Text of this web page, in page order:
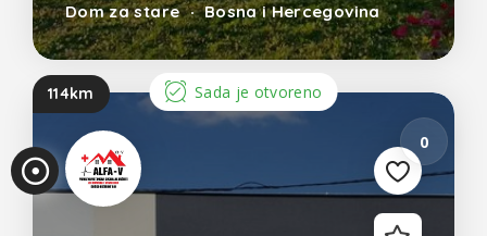
Dom za stare Bosna i Hercegovina
114km Sada je otvoreno
0